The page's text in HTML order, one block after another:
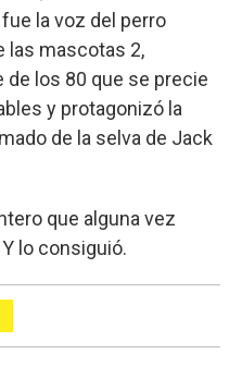
la voz del perro
las mascotas 2,
los 80 que se precie
y protagonizó la
de la selva de Jack
que alguna vez
lo consiguió.